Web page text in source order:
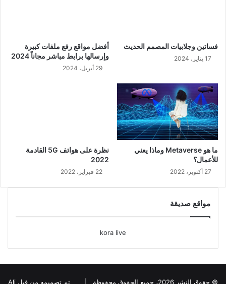
فساتين وجلابيات المصمم الحديث
17 يناير، 2024
أفضل مواقع رفع ملفات كبيرة
وإرسالها برابط مباشر مجاناً 2024
29 أبريل، 2024
ما هو Metaverse وماذا يعني
للأعمال؟
27 أكتوبر، 2022
نظرة على هواتف 5G القادمة
2022
22 فبراير، 2022
مواقع صديقة
kora live
© حقوق النشر 2026، جميع الحقوق محفوظة | تم تصميمه من قبل Ali